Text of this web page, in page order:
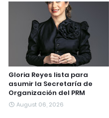
Gloria Reyes lista para
asumir la Secretaría de
Organización del PRM
August 06, 2026